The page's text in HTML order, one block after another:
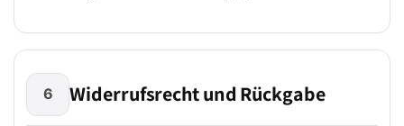
6 Widerrufsrecht und Rückgabe